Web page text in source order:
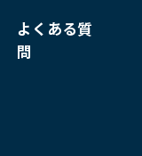
よくある質
問